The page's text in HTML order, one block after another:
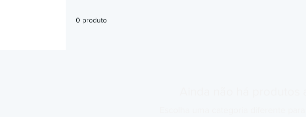
0 produto